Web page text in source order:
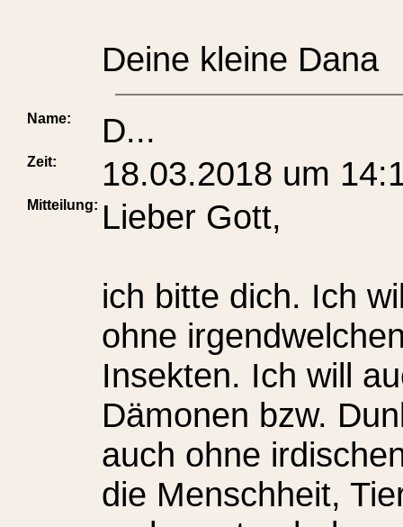
Deine kleine Dana
Name: D...
Zeit: 18.03.2018 um
Mitteilung: Lieber Gott,
ich bitte dich. Ich
ohne
Insekten. Ich will
Dämonen bzw.
auch ohne
die Menschheit,